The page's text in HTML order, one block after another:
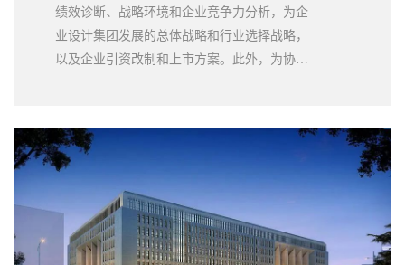
绩效诊断、战略环境和企业竞争力分析，为企
业设计集团发展的总体战略和行业选择战略，
以及企业引资改制和上市方案。此外，为协助
得公司管理层好评。